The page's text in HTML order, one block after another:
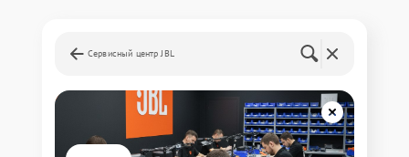
Сервисный центр JBL